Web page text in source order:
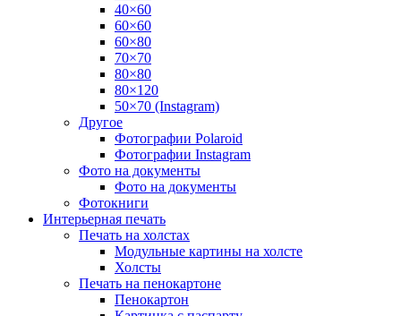
40×60
60×60
60×80
70×70
80×80
80×120
50×70 (Instagram)
Другое
Фотографии Polaroid
Фотографии Instagram
Фото на документы
Фото на документы
Фотокниги
Интерьерная печать
Печать на холстах
Модульные картины на холсте
Холсты
Печать на пенокартоне
Пенокартон